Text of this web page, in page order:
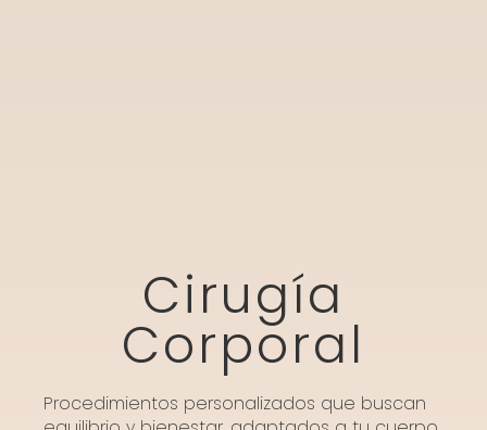
Cirugía
Corporal
Procedimientos personalizados que buscan